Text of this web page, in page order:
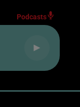
Podcasts